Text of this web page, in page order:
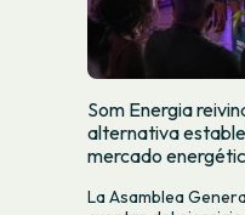
Som Energia
alternativa
mercado
La Asamblea